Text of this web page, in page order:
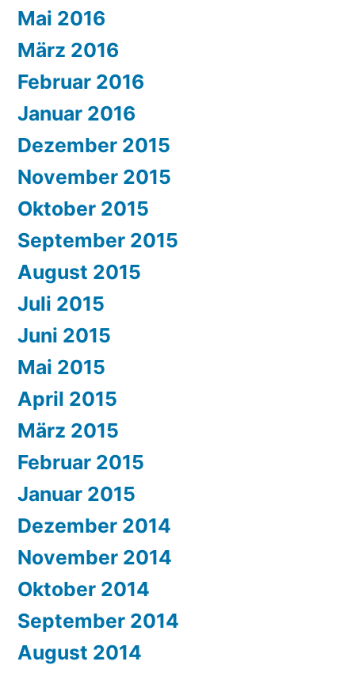
Mai 2016
März 2016
Februar 2016
Januar 2016
Dezember 2015
November 2015
Oktober 2015
September 2015
August 2015
Juli 2015
Juni 2015
Mai 2015
April 2015
März 2015
Februar 2015
Januar 2015
Dezember 2014
November 2014
Oktober 2014
September 2014
August 2014